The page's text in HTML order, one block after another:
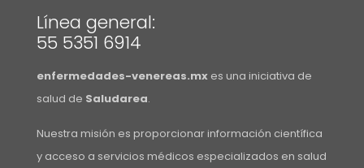
Línea general:
55 5351 6914
enfermedades-venereas.mx es una iniciativa de
salud de Saludarea.
Nuestra misión es proporcionar información científica
y acceso a servicios médicos especializados en salud